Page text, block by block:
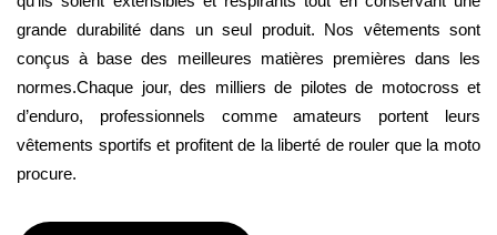
grande durabilité dans un seul produit. Nos vêtements sont
conçus à base des meilleures matières premières dans les
normes.Chaque jour, des milliers de pilotes de motocross et
d’enduro, professionnels comme amateurs portent leurs
vêtements sportifs et profitent de la liberté de rouler que la moto
procure.